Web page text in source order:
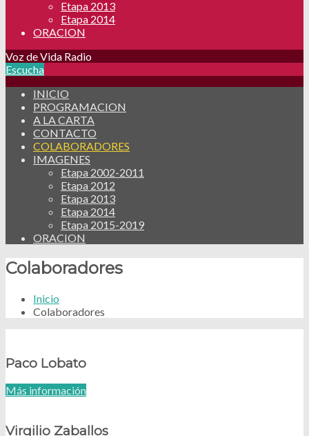
Etapa 2013
Etapa 2014
ORACION
Voz de Vida Radio
Escucha
INICIO
PROGRAMACION
A LA CARTA
CONTACTO
COLABORADORES
IMAGENES
Etapa 2002-2011
Etapa 2012
Etapa 2013
Etapa 2014
Etapa 2015-2019
ORACION
Colaboradores
Inicio
Colaboradores
Paco Lobato
Más información
Virgilio Zaballos